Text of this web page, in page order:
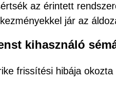
az érintett
jár az
kihasználó
frissítési hibája